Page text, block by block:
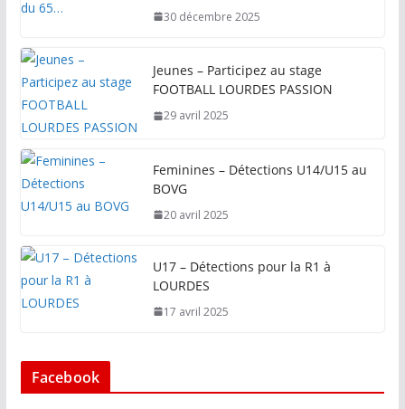
30 décembre 2025
Jeunes – Participez au stage
FOOTBALL LOURDES PASSION
29 avril 2025
Feminines – Détections U14/U15 au
BOVG
20 avril 2025
U17 – Détections pour la R1 à
LOURDES
17 avril 2025
Facebook